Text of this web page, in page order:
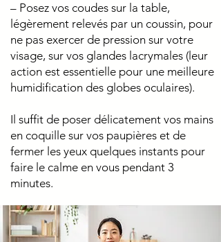
– Posez vos coudes sur la table,
légèrement relevés par un coussin, pour
ne pas exercer de pression sur votre
visage, sur vos glandes lacrymales (leur
action est essentielle pour une meilleure
humidification des globes oculaires).
Il suffit de poser délicatement vos mains
en coquille sur vos paupières et de
fermer les yeux quelques instants pour
faire le calme en vous pendant 3
minutes.